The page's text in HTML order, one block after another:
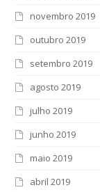
novembro 2019
outubro 2019
setembro 2019
agosto 2019
julho 2019
junho 2019
maio 2019
abril 2019